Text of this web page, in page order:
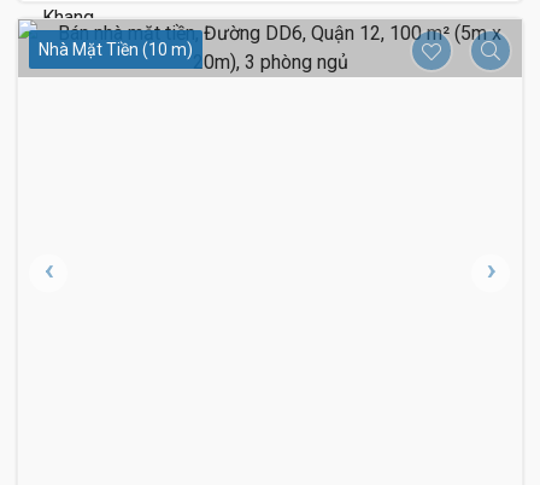
Nhà Mặt Tiền (10 m)